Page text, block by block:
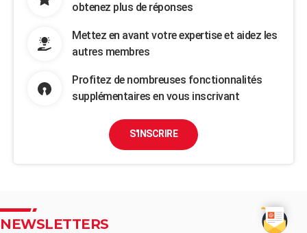
obtenez plus de réponses
Mettez en avant votre expertise et aidez les
autres membres
Profitez de nombreuses fonctionnalités
supplémentaires en vous inscrivant
S'INSCRIRE
NEWSLETTERS